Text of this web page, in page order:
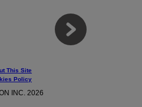
This Site
Policy
INC. 2026